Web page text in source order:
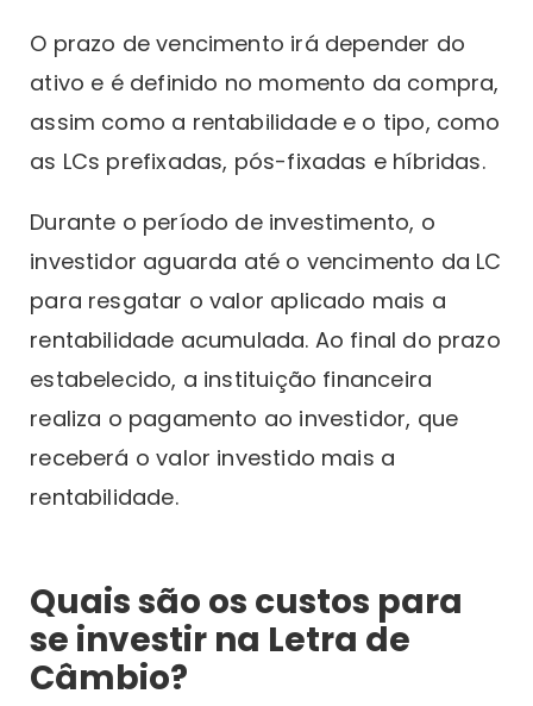
O prazo de vencimento irá depender do
ativo e é definido no momento da compra,
assim como a rentabilidade e o tipo, como
as LCs prefixadas, pós-fixadas e híbridas.
Durante o período de investimento, o
investidor aguarda até o vencimento da LC
para resgatar o valor aplicado mais a
rentabilidade acumulada. Ao final do prazo
estabelecido, a instituição financeira
realiza o pagamento ao investidor, que
receberá o valor investido mais a
rentabilidade.
Quais são os custos para
se investir na Letra de
Câmbio?